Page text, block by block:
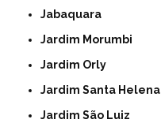
Jabaquara
Jardim Morumbi
Jardim Orly
Jardim Santa Helena
Jardim São Luiz